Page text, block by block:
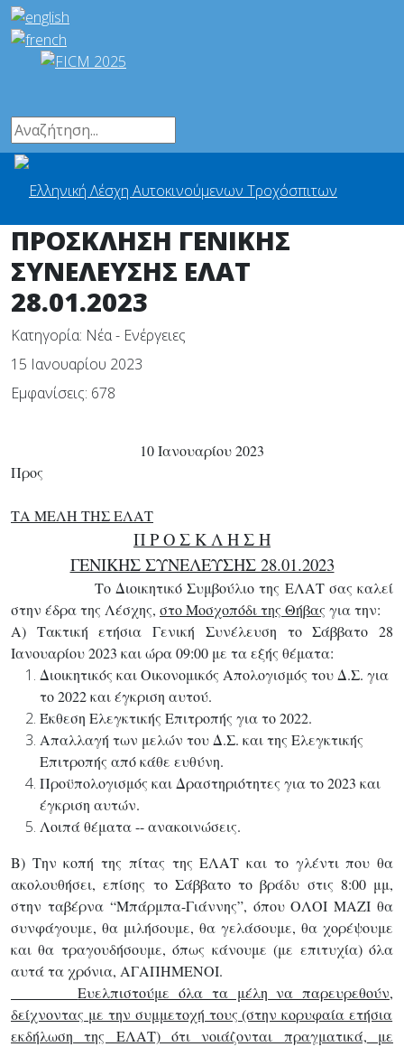
ΠΡΟΣΚΛΗΣΗ ΓΕΝΙΚΗΣ
ΣΥΝΕΛΕΥΣΗΣ ΕΛΑΤ
28.01.2023
Κατηγορία: Νέα - Ενέργειες
15 Ιανουαρίου 2023
Εμφανίσεις: 678
10 Ιανουαρίου 2023
Προς
ΤΑ ΜΕΛΗ ΤΗΣ ΕΛΑΤ
Π Ρ Ο Σ Κ Λ Η Σ Η
ΓΕΝΙΚΗΣ ΣΥΝΕΛΕΥΣΗΣ 28.01.2023
Το Διοικητικό Συμβούλιο της ΕΛΑΤ σας καλεί
στην έδρα της Λέσχης, στο Μοσχοπόδι της Θήβας για την:
Α) Τακτική ετήσια Γενική Συνέλευση το Σάββατο 28
Ιανουαρίου 2023 και ώρα 09:00 με τα εξής θέματα:
Διοικητικός και Οικονομικός Απολογισμός του Δ.Σ. για
το 2022 και έγκριση αυτού.
Έκθεση Ελεγκτικής Επιτροπής για το 2022.
Απαλλαγή των μελών του Δ.Σ. και της Ελεγκτικής
Επιτροπής από κάθε ευθύνη.
Προϋπολογισμός και Δραστηριότητες για το 2023 και
έγκριση αυτών.
Λοιπά θέματα -- ανακοινώσεις.
Β) Την κοπή της πίτας της ΕΛΑΤ και το γλέντιπου θα
ακολουθήσει, επίσης το Σάββατο το βράδυ στις 8:00 μμ,
στην ταβέρνα “Μπάρμπα-Γιάννης”, όπου ΟΛΟΙ ΜΑΖΙ θα
συνφάγουμε, θα μιλήσουμε, θα γελάσουμε, θα χορέψουμε
και θα τραγουδήσουμε,όπως κάνουμε (με επιτυχία) όλα
αυτά τα χρόνια, ΑΓΑΠΗΜΕΝΟΙ.
Ευελπιστούμε όλα τα μέλη να παρευρεθούν,
δείχνοντας με την συμμετοχή τους (στην κορυφαία ετήσια
εκδήλωση της ΕΛΑΤ) ότι νοιάζονται πραγματικά,
με